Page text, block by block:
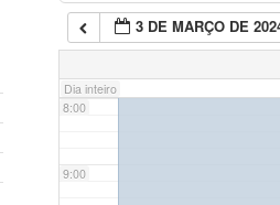
3 DE MARÇO DE
Dia inteiro
7:00
8:00
9:00